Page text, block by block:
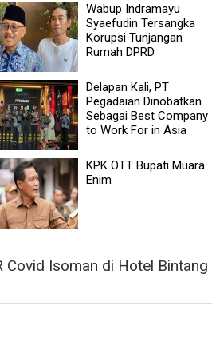
Wabup Indramayu
Syaefudin Tersangka
Korupsi Tunjangan
Rumah DPRD
Delapan Kali, PT
Pegadaian Dinobatkan
Sebagai Best Company
to Work For in Asia
KPK OTT Bupati Muara
Enim
Covid Isoman di Hotel Bintang